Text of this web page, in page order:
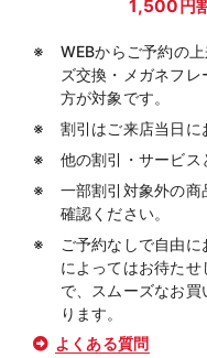
1,500円
WEBからご予約の
ズ交換・メガネフ
方が対象です。
割引はご来店当日に
他の割引・サービス
一部割引対象外の
確認ください。
ご予約なしで自由
によってはお待た
で、スムーズなお
ります。
よくある質問